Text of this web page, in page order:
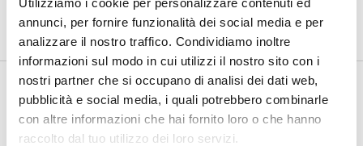
annunci, per fornire funzionalità dei social media e per
analizzare il nostro traffico. Condividiamo inoltre
informazioni sul modo in cui utilizzi il nostro sito con i
nostri partner che si occupano di analisi dei dati web,
pubblicità e social media, i quali potrebbero combinarle
con altre informazioni che hai fornito loro o che hanno
raccolto dal tuo utilizzo dei loro servizi.
di Flavio Padovan, Maddalena Libertini -Rendere i controlli di
secondo livello più strutturati, standardizzati e capaci di le...